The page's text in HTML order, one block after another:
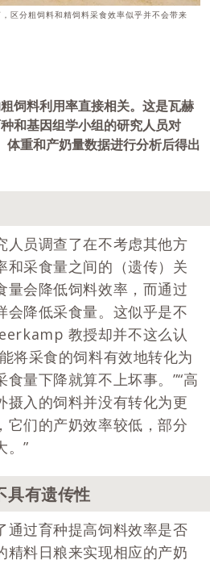
区分粗饲料和精饲料采食效率似乎并不会带来
饲料利用率直接相关。这是瓦赫
和基因组学小组的研究人员对
体重和产奶量数据进行分析后得出
人员调查了在不考虑其他方
和采食量之间的（遗传）关
量会降低饲料效率，而通过
会降低采食量。这似乎是不
教授却并不这么认
将采食的饲料有效地转化为
量下降就算不上坏事。”“高
摄入的饲料并没有转化为更
它们的产奶效率较低，部分
。”
具有遗传性
通过育种提高饲料效率是否
精料日粮来实现相应的产奶